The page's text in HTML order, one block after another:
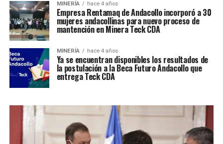
MINERÍA hace 4 años
Empresa Rentamaq de Andacollo incorporó a 30
mujeres andacollinas para nuevo proceso de
mantención en Minera Teck CDA
MINERÍA hace 4 años
Ya se encuentran disponibles los resultados de
la postulación a la Beca Futuro Andacollo que
entrega Teck CDA